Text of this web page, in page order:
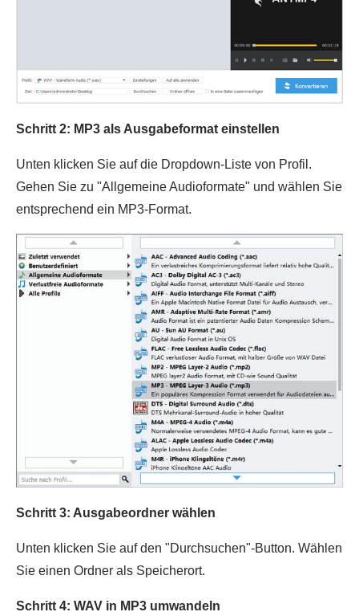
Schritt 2: MP3 als Ausgabeformat einstellen
Unten klicken Sie auf die Dropdown-Liste von Profil.
Gehen Sie zu "Allgemeine Audioformate" und wählen Sie
entsprechend ein MP3-Format.
Schritt 3: Ausgabeordner wählen
Unten klicken Sie auf den "Durchsuchen"-Button. Wählen
Sie einen Ordner als Speicherort.
Schritt 4: WAV in MP3 umwandeln